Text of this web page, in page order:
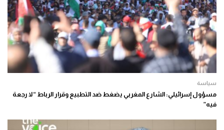
سياسة
مسؤول إسرائيلي: الشارع المغربي يضغط ضد التطبيع وقرار الرباط “لا رجعة
فيه”